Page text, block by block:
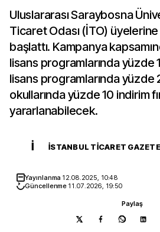
Uluslararası Saraybosna
Ticaret Odası (İTO)
başlattı. Kampanya
lisans programlarında yüzde
lisans programlarında yüzde
okullarında yüzde 10 indirim
yararlanabilecek.
İ İSTANBUL TICARET
Yayınlanma 12.08.2025, 10:48
Güncellenme 11.07.2026, 19:50
Paylaş